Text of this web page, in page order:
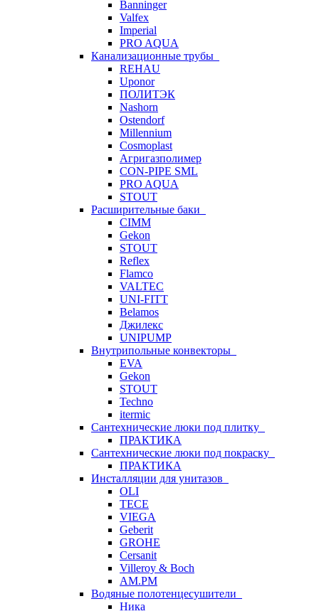
Banninger
Valfex
Imperial
PRO AQUA
Канализационные трубы
REHAU
Uponor
ПОЛИТЭК
Nashorn
Ostendorf
Millennium
Cosmoplast
Агригазполимер
CON-PIPE SML
PRO AQUA
STOUT
Расширительные баки
CIMM
Gekon
STOUT
Reflex
Flamco
VALTEC
UNI-FITT
Belamos
Джилекс
UNIPUMP
Внутрипольные конвекторы
EVA
Gekon
STOUT
Techno
itermic
Сантехнические люки под плитку
ПРАКТИКА
Сантехнические люки под покраску
ПРАКТИКА
Инсталляции для унитазов
OLI
TECE
VIEGA
Geberit
GROHE
Cersanit
Villeroy & Boch
AM.PM
Водяные полотенцесушители
Ника